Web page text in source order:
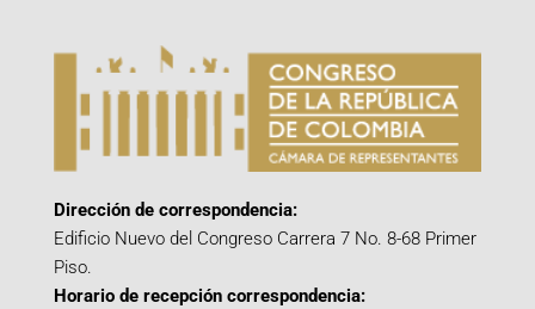
Dirección de correspondencia:
Edificio Nuevo del Congreso Carrera 7 No. 8-68 Primer
Piso.
Horario de recepción correspondencia: